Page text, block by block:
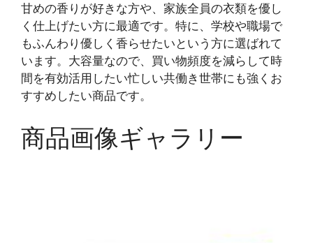
甘めの香りが好きな方や、家族全員の衣類を優し
く仕上げたい方に最適です。特に、学校や職場で
もふんわり優しく香らせたいという方に選ばれて
います。大容量なので、買い物頻度を減らして時
間を有効活用したい忙しい共働き世帯にも強くお
すすめしたい商品です。
商品画像ギャラリー